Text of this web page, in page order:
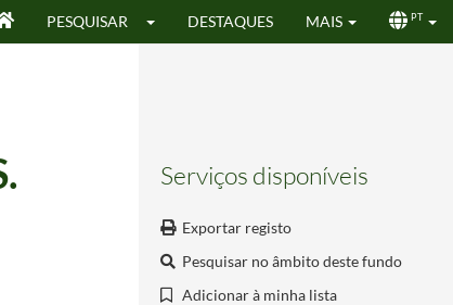
PESQUISAR DESTAQUES MAIS PT
Serviços disponíveis
Exportar registo
Pesquisar no âmbito deste fundo
Adicionar à minha lista